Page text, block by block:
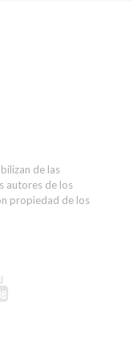
de las
autores de los
propiedad de los